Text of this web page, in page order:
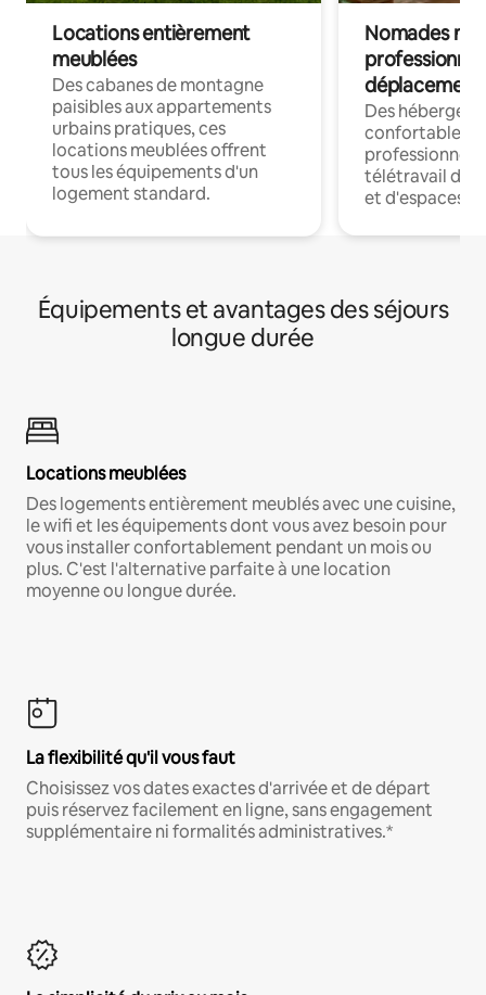
Locations entièrement
meublées
Des cabanes de montagne
paisibles aux appartements
urbains pratiques, ces
locations meublées offrent
tous les équipements d'un
logement standard.
Nomades
déplacement
Des
confortables
professionnels
télétravail
et d'espaces
Équipements et avantages des séjours
longue durée
Locations meublées
Des logements entièrement meublés avec une cuisine,
le wifi et les équipements dont vous avez besoin pour
vous installer confortablement pendant un mois ou
plus. C'est l'alternative parfaite à une location
moyenne ou longue durée.
La flexibilité qu'il vous faut
Choisissez vos dates exactes d'arrivée et de départ
puis réservez facilement en ligne, sans engagement
supplémentaire ni formalités administratives.*